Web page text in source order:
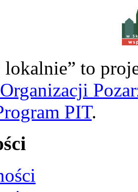
w
lokalnie” to
PIT.